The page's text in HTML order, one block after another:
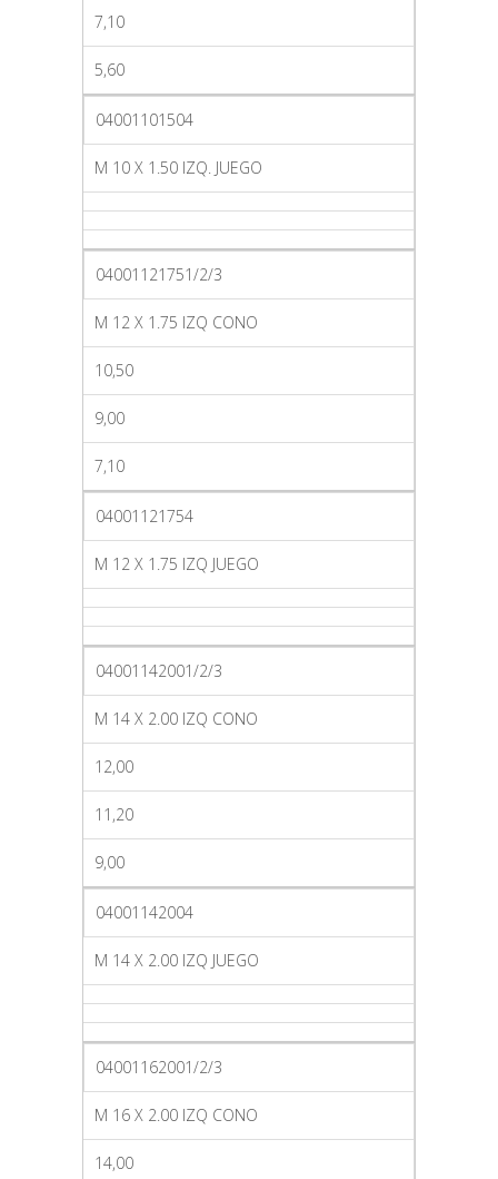
7,10
5,60
04001101504
M 10 X 1.50 IZQ. JUEGO
04001121751/2/3
M 12 X 1.75 IZQ CONO
10,50
9,00
7,10
04001121754
M 12 X 1.75 IZQ JUEGO
04001142001/2/3
M 14 X 2.00 IZQ CONO
12,00
11,20
9,00
04001142004
M 14 X 2.00 IZQ JUEGO
04001162001/2/3
M 16 X 2.00 IZQ CONO
14,00